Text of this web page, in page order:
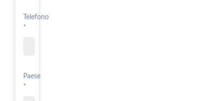
Telefono
*
Paese
*